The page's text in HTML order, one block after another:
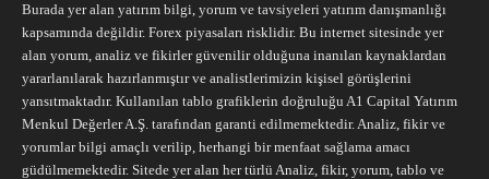
Burada yer alan yatırım bilgi, yorum ve tavsiyeleri yatırım danışmanlığı
kapsamında değildir. Forex piyasaları risklidir. Bu internet sitesinde yer
alan yorum, analiz ve fikirler güvenilir olduğuna inanılan kaynaklardan
yararlanılarak hazırlanmıştır ve analistlerimizin kişisel görüşlerini
yansıtmaktadır. Kullanılan tablo grafiklerin doğruluğu A1 Capital Yatırım
Menkul Değerler A.Ş. tarafından garanti edilmemektedir. Analiz, fikir ve
yorumlar bilgi amaçlı verilip, herhangi bir menfaat sağlama amacı
güdülmemektedir. Sitede yer alan her türlü Analiz, fikir, yorum, tablo ve